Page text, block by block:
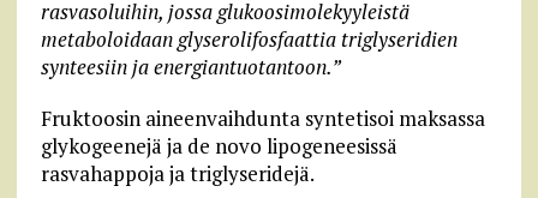
rasvasoluihin, jossa glukoosimolekyyleistä
metaboloidaan glyserolifosfaattia triglyseridien
synteesiin ja energiantuotantoon.”
Fruktoosin aineenvaihdunta syntetisoi maksassa
glykogeenejä ja de novo lipogeneesissä
rasvahappoja ja triglyseridejä.